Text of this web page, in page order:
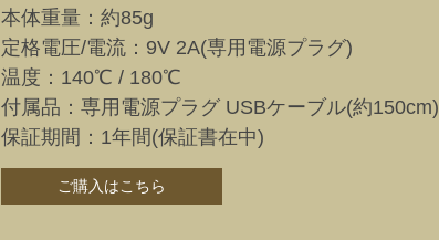
本体重量：約85g
定格電圧/電流：9V 2A(専用電源プラグ)
温度：140℃ / 180℃
付属品：専用電源プラグ USBケーブル(約150cm)
保証期間：1年間(保証書在中)
ご購入はこちら